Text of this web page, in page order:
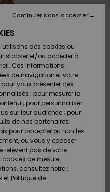
des cookies ou
stocker et/ou accéder à
Ces informations
de navigation et votre
vous présenter des
; pour mesurer la
; pour personnaliser
sur leur audience ; pour
de nos partenaires.
pour accepter ou non les
ou vous y opposer
relèvent pas de votre
de mesure
consultez notre :
et Politique de
Continuer sans accepter